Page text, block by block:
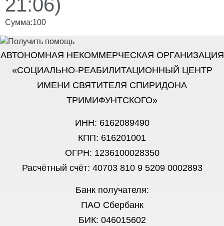
21:06)
Сумма:100
АВТОНОМНАЯ НЕКОММЕРЧЕСКАЯ ОРГАНИЗАЦИЯ
«СОЦИАЛЬНО-РЕАБИЛИТАЦИОННЫЙ ЦЕНТР
ИМЕНИ СВЯТИТЕЛЯ СПИРИДОНА
ТРИМИФУНТСКОГО»
ИНН: 6162089490
КПП: 616201001
ОГРН: 1236100028350
Расчётный счёт: 40703 810 9 5209 0002893
Банк получателя:
ПАО Сбербанк
БИК: 046015602